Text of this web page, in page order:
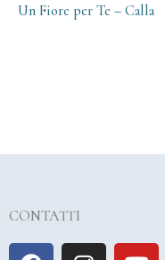
Un Fiore per Te – Calla
CONTATTI
F
I
Y